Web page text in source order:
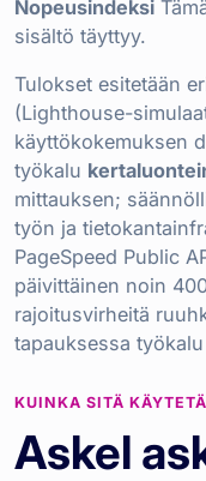
Nopeusindeksi
sisältö täyttyy.
Tulokset esitetään
(Lighthouse-
käyttökokemuksen
työkalu
mittauksen;
työn ja
PageSpeed Public
päivittäinen noin
rajoitusvirheitä
tapauksessa
KUINKA SITÄ
Askel